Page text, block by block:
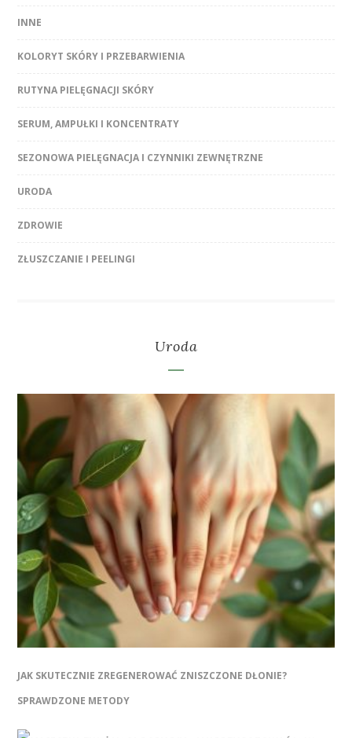
INNE
KOLORYT SKÓRY I PRZEBARWIENIA
RUTYNA PIELĘGNACJI SKÓRY
SERUM, AMPUŁKI I KONCENTRATY
SEZONOWA PIELĘGNACJA I CZYNNIKI ZEWNĘTRZNE
URODA
ZDROWIE
ZŁUSZCZANIE I PEELINGI
Uroda
JAK SKUTECZNIE ZREGENEROWAĆ ZNISZCZONE DŁONIE?
SPRAWDZONE METODY